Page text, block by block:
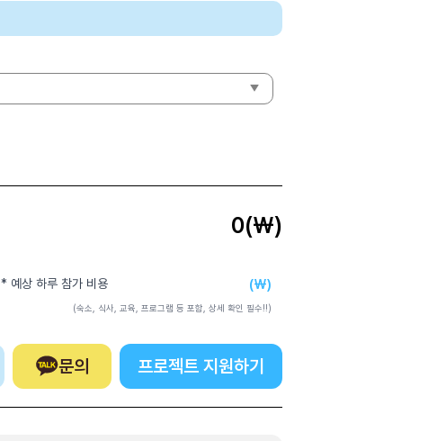
0(₩)
* 예상 하루 참가 비용 (₩)
(숙소, 식사, 교육, 프로그램 등 포함, 상세 확인 필수!!)
문의 프로젝트 지원하기